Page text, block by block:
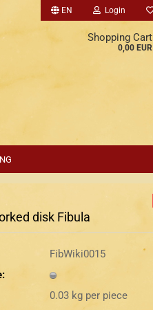
EN Login
Shopping Cart
0,00 EUR
disk Fibula
FibWiki0015
0.03kg per piece